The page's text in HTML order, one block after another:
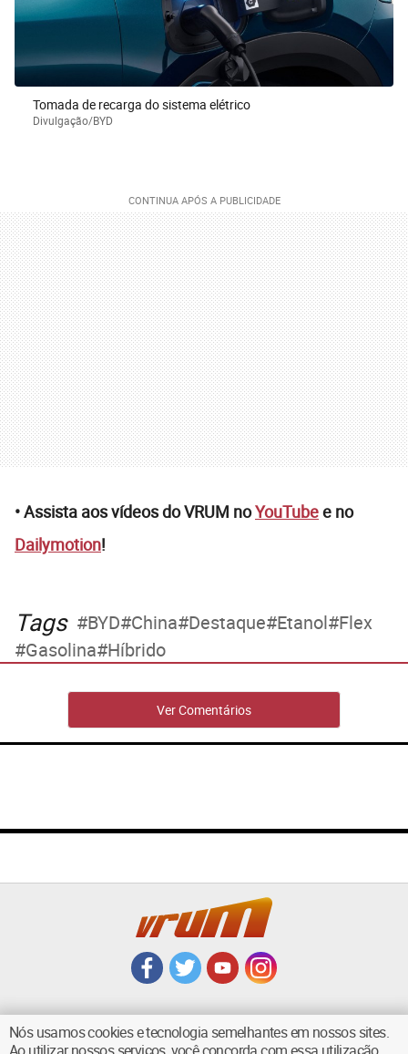
Tomada de recarga do sistema elétrico
Divulgação/BYD
• Assista aos vídeos do VRUM noYouTubee no
Dailymotion!
Tags BYD China Destaque Etanol Flex
Gasolina Híbrido
Ver Comentários
Nós usamos cookies e tecnologia semelhantes em nossos sites.